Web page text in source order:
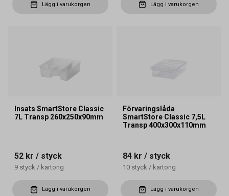
Lägg i varukorgen Lägg i varukorgen
Insats SmartStore Classic
7L Transp 260x250x90mm
52 kr / styck
9 styck / kartong
Lägg i varukorgen
Förvaringslåda
SmartStore Classic 7,5L
Transp 400x300x110mm
84 kr / styck
10 styck / kartong
Lägg i varukorgen